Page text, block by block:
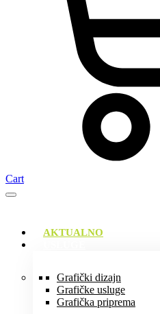
Cart
AKTUALNO
Grafički dizajn
Grafičke usluge
Grafička priprema